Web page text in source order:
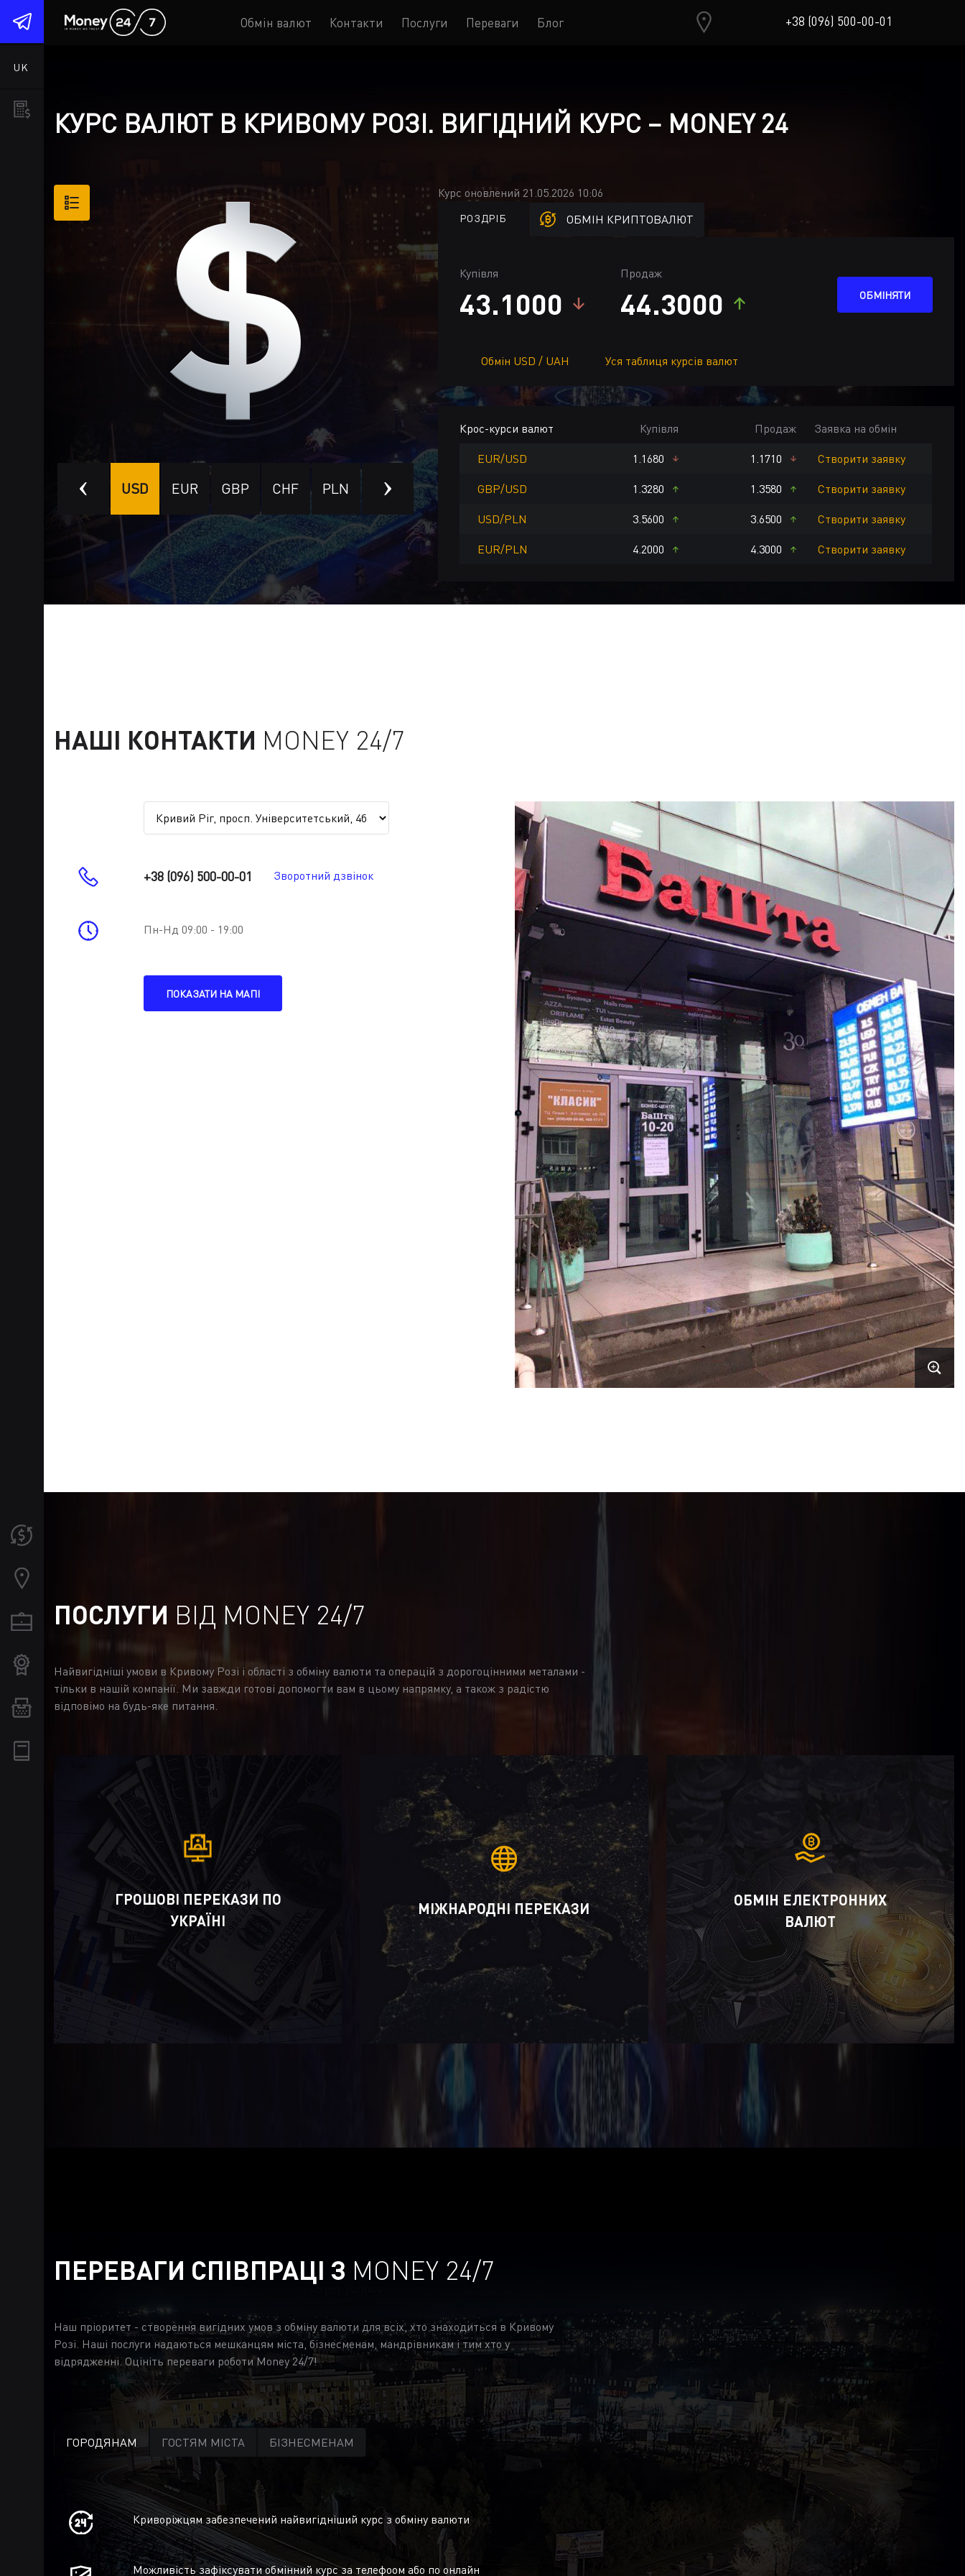
UK
Обмін валют Контакти Послуги Переваги Блог +38 (096) 500-00-01
КУРС ВАЛЮТ В КРИВОМУ РОЗІ. ВИГІДНИЙ КУРС – MONEY 24
HKD USD EUR GBP CHF PLN ILS CNY TRY CAD SEK CZK AED HKD USD
РОЗДРІБ ОБМІН КРИПТОВАЛЮТ
Курс оновлений 21.05.2026 10:06
Купівля
43.1000
Продаж
44.3000 ОБМІНЯТИ
Обмін USD / UAH Уся таблиця курсів валют
Крос-курси валют Купівля Продаж Заявка на обмін
EUR/USD 1.1680 1.1710 Створити заявку
GBP/USD 1.3280 1.3580 Створити заявку
USD/PLN 3.5600 3.6500 Створити заявку
EUR/PLN 4.2000 4.3000 Створити заявку
НАШІ КОНТАКТИ MONEY 24/7
+38 (096) 500-00-01 Зворотний дзвінок
Пн-Нд 09:00 - 19:00
ПОКАЗАТИ НА МАПІ
ПОСЛУГИ ВІД MONEY 24/7
Найвигідніші умови в Кривому Розі і області з обміну валюти та операцій з дорогоцінними металами -
тільки в нашій компанії. Ми завжди готові допомогти вам в цьому напрямку, а також з радістю
відповімо на будь-яке питання.
ГРОШОВІ ПЕРЕКАЗИ ПО
УКРАЇНІ
МІЖНАРОДНІ ПЕРЕКАЗИ
ОБМІН ЕЛЕКТРОННИХ
ВАЛЮТ
ПЕРЕВАГИ СПІВПРАЦІ З MONEY 24/7
Наш пріоритет - створення вигідних умов з обміну валюти для всіх, хто знаходиться в Кривому
Розі. Наші послуги надаються мешканцям міста, бізнесменам, мандрівникам і тим хто у
відрядженні. Оцініть переваги роботи Money 24/7!
ГОРОДЯНАМ ГОСТЯМ МІСТА БІЗНЕСМЕНАМ
Криворіжцям забезпечений найвигідніший курс з обміну валюти
Можливість зафіксувати обмінний курс за телефоом або по онлайн